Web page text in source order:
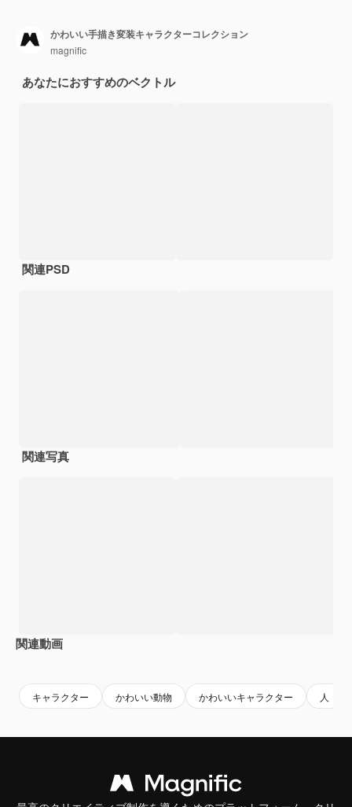
かわいい手描き変装キャラクターコレクション
magnific
あなたにおすすめのベクトル
関連PSD
関連写真
関連動画
キャラクター かわいい動物 かわいいキャラクター 人